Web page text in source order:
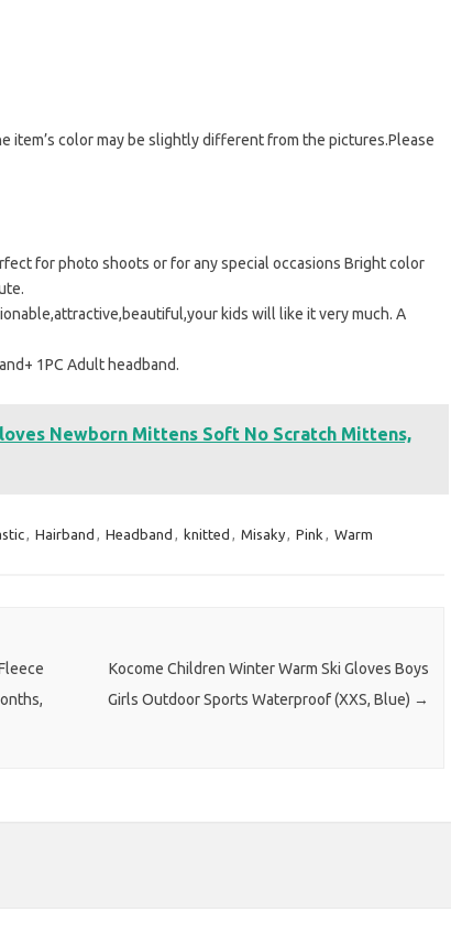
item’s color may be slightly different from the pictures.Please
for photo shoots or for any special occasions Bright color
kids will like it very much. A
1PC Adult headband.
Newborn Mittens Soft No Scratch Mittens,
, Hairband , Headband , knitted , Misaky, Pink , Warm
Kocome Children Winter Warm Ski Gloves Boys
Girls Outdoor Sports Waterproof (XXS, Blue) →